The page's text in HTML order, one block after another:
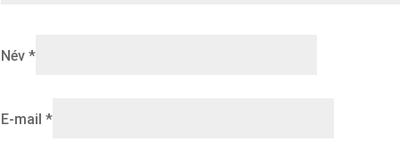
Név *
E-mail *